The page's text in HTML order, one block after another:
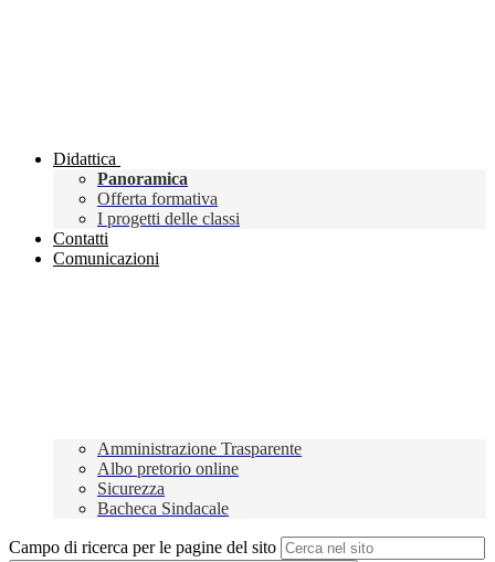
Didattica
Panoramica
Offerta formativa
I progetti delle classi
Contatti
Comunicazioni
Amministrazione Trasparente
Albo pretorio online
Sicurezza
Bacheca Sindacale
Campo di ricerca per le pagine del sito